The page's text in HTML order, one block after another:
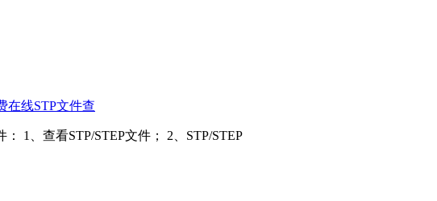
在线STP文件查
1、查看STP/STEP文件； 2、STP/STEP